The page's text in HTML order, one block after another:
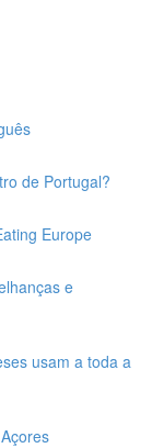
de Portugal?
Europe
e
usam a toda a